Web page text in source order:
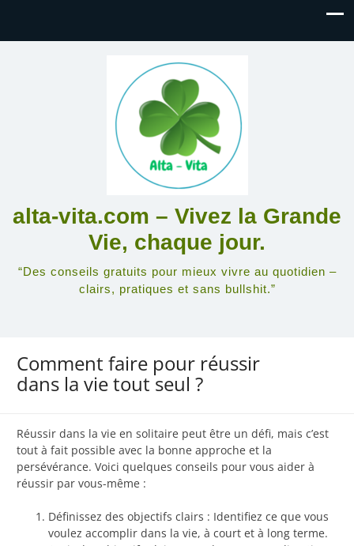
alta-vita.com – Vivez la Grande
Vie, chaque jour.
“Des conseils gratuits pour mieux vivre au quotidien –
clairs, pratiques et sans bullshit.”
Comment faire pour réussir
dans la vie tout seul ?
Réussir dans la vie en solitaire peut être un défi, mais c’est
tout à fait possible avec la bonne approche et la
persévérance. Voici quelques conseils pour vous aider à
réussir par vous-même :
Définissez des objectifs clairs : Identifiez ce que vous
voulez accomplir dans la vie, à court et à long terme.